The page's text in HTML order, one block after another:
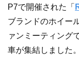
P7で開催された「
ブランドのホイー
ァンミーティング
車が集結しました。